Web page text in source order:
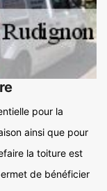
pour la
ainsi que pour
la toiture est
de bénéficier